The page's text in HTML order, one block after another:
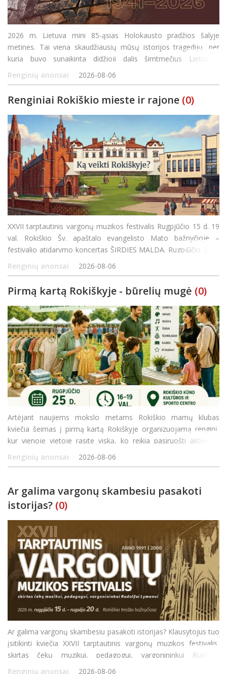
2026 m. Lietuva mini 85-ąsias Holokausto pradžios šalyje
metines. Tai viena skaudžiausių mūsų istorijos tragedijų, per
kurią buvo sunaikinta didžioji dalis šimtmečius Lietuvoje
gyvenusių žydų bendruomenių. Skirtingai nei daugelyje Europos
šalių, Lietuvoje Holokaustas vyko čia p
Renginių anonsai 2026-08-06
Renginiai Rokiškio mieste ir rajone (0)
XXVII tarptautinis vargonų muzikos festivalis Rugpjūčio 15 d. 19
val. Rokiškio Šv. apaštalo evangelisto Mato bažnyčioje –
festivalio atidarymo koncertas ŠIRDIES MALDA. Rugpjūčio 23 d.
12 val. Žiobiškio Šv. arkangelo Mykolo bažnyčioje – koncerta
Renginių anonsai 2026-08-06
Pirmą kartą Rokiškyje - būrelių mugė (0)
Artėjant naujiems mokslo metams Rokiškio mamų klubas
kviečia šeimas į pirmą kartą Rokiškyje organizuojamą renginį,
kur vienoje vietoje rasite viską, ko reikia pasiruošti aktyviam
rudeniui! Rugpjūčio 25 d. (antradienį) 16.00–19.00 val. Rokiškio
kūno kultū
Renginių anonsai 2026-08-06
Ar galima vargonų skambesiu pasakoti
istorijas? (0)
Ar galima vargonų skambesiu pasakoti istorijas? Klausytojus tuo
įsitikinti kviečia XXVII tarptautinis vargonų muzikos festivalis,
skirtas čekų muzikui, pedagogui, vargonininkui Rudolfui
Lymanui. Šiemet Rokiškio rajono bažnyčiose 27-ąjį kartą susitiks
Renginių anonsai 2026-08-06